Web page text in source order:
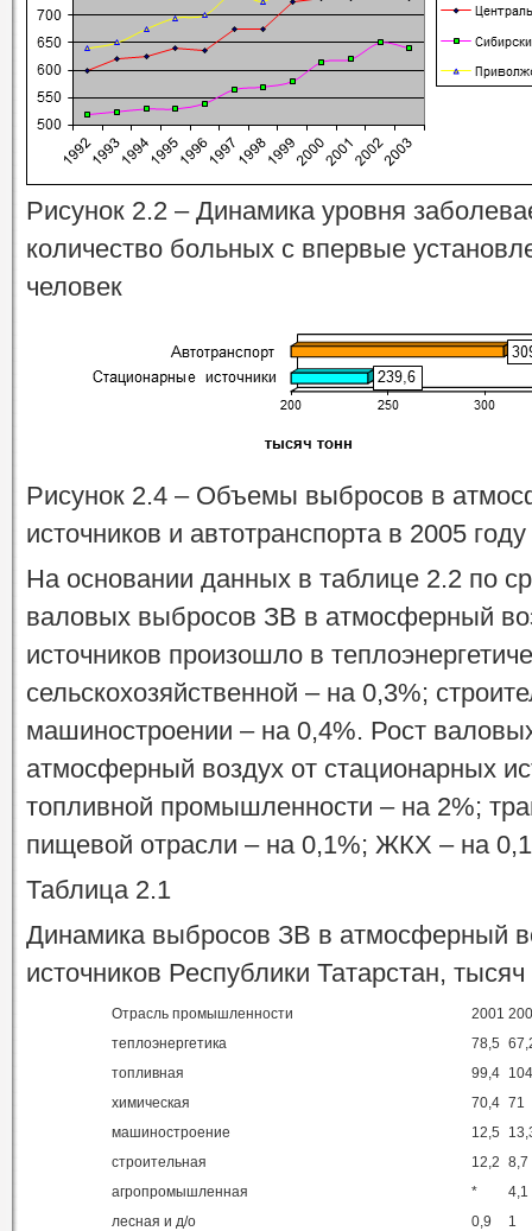
Рисунок 2.2 – Динамика уровня
количество больных с впервые
человек
Рисунок 2.4 – Объемы выбросов в
источников и автотранспорта в 2005
На основании данных в таблице 2.2 по
валовых выбросов ЗВ в атмосферный
источников произошло в
сельскохозяйственной – на 0,3%;
машиностроении – на 0,4%. Рост
атмосферный воздух от стационарных
топливной промышленности – на 2%;
пищевой отрасли – на 0,1%; ЖКХ – на
Таблица 2.1
Динамика выбросов ЗВ в атмосферный
источников Республики Татарстан, тысяч
Отрасль промышленности 2001
теплоэнергетика
78,5
топливная
99,4
химическая
70,4 71
машиностроение
12,5
строительная
12,2 8,7
агропромышленная
*
4,1
лесная и д/о
0,9
1